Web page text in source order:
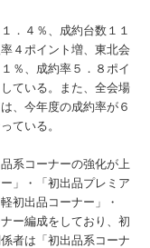
．４％、成約台数１１
４ポイント増、東北会
％、成約率５．８ポイ
ている。また、全会場
、今年度の成約率が６
ている。
系コーナーの強化が上
」・「初出品プレミア
初出品コーナー」・
ー編成をしており、初
者は「初出品系コーナ